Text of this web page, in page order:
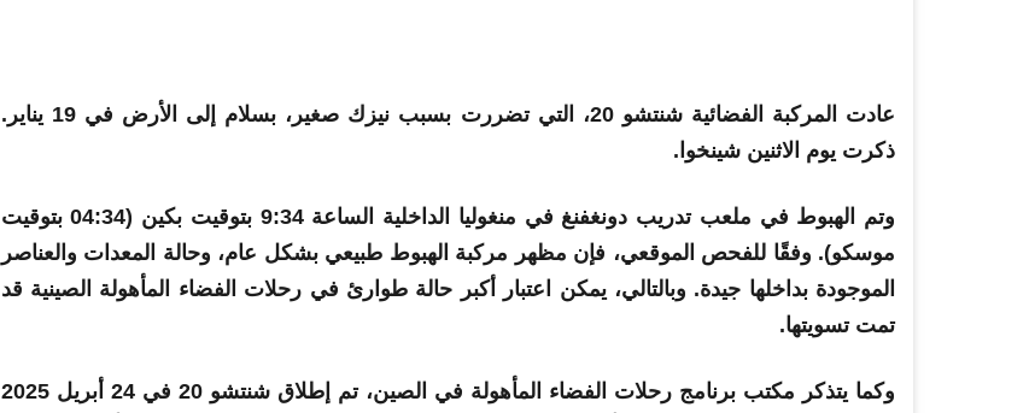
عادت المركبة الفضائية شنتشو 20، التي تضررت بسبب نيزك
صغير، بسلام إلى الأرض في 19 يناير.
ذكرت يوم الاثنين شينخوا.
وتم الهبوط في ملعب تدريب دونغفنغ في منغوليا الداخلية الساعة 9:34 بتوقيت بكين (04:34 بتوقيت
موسكو). وفقًا للفحص الموقعي، فإن مظهر مركبة الهبوط طبيعي بشكل عام، وحالة المعدات والعناصر
الموجودة بداخلها جيدة. وبالتالي، يمكن اعتبار أكبر حالة طوارئ في رحلات الفضاء المأهولة الصينية قد
تمت تسويتها.
وكما يتذكر مكتب برنامج رحلات الفضاء المأهولة في الصين، تم إطلاق شنتشو 20 في 24 أبريل 2025